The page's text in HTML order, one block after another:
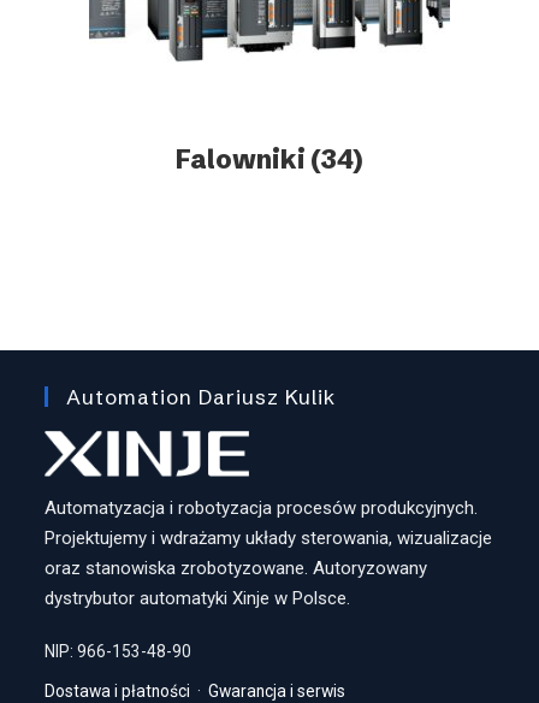
Falowniki (34)
Automation Dariusz Kulik
Automatyzacja i robotyzacja procesów produkcyjnych.
Projektujemy i wdrażamy układy sterowania, wizualizacje
oraz stanowiska zrobotyzowane. Autoryzowany
dystrybutor automatyki Xinje w Polsce.
NIP: 966-153-48-90
Dostawa i płatności ·Gwarancja i serwis